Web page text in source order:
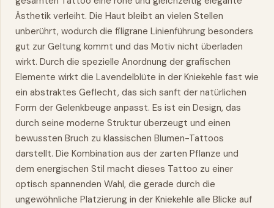
Ästhetik verleiht. Die Haut bleibt an vielen Stellen
unberührt, wodurch die filigrane Linienführung besonders
gut zur Geltung kommt und das Motiv nicht überladen
wirkt. Durch die spezielle Anordnung der grafischen
Elemente wirkt die Lavendelblüte in der Kniekehle fast wie
ein abstraktes Geflecht, das sich sanft der natürlichen
Form der Gelenkbeuge anpasst. Es ist ein Design, das
durch seine moderne Struktur überzeugt und einen
bewussten Bruch zu klassischen Blumen-Tattoos
darstellt. Die Kombination aus der zarten Pflanze und
dem energischen Stil macht dieses Tattoo zu einer
optisch spannenden Wahl, die gerade durch die
ungewöhnliche Platzierung in der Kniekehle alle Blicke auf